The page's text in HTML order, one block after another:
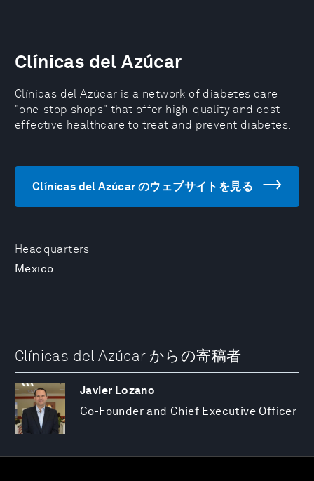
Headquarters
Mexico
Clínicas del Azúcar
Clínicas del Azúcar is a network of diabetes care
"one-stop shops" that offer high-quality and cost-
effective healthcare to treat and prevent diabetes.
Clínicas del Azúcar のウェブサイトを見る
Clínicas del Azúcar からの寄稿者
Javier Lozano
Co-Founder and Chief Executive Officer